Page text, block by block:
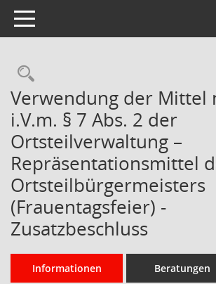
Toggle navigation
Rechercheauswahl
Verwendung der Mittel
i.V.m. § 7 Abs. 2 der
Ortsteilverwaltung –
Repräsentationsmittel
Ortsteilbürgermeisters
(Frauentagsfeier) -
Zusatzbeschluss
Informationen Beratungen